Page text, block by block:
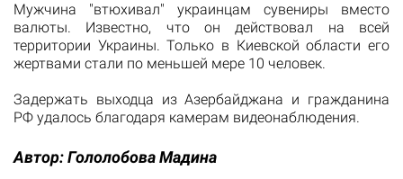
Мужчина "втюхивал" украинцам сувениры вместо
валюты. Известно, что он действовал на всей
территории Украины. Только в Киевской области его
жертвами стали по меньшей мере 10 человек.
Задержать выходца из Азербайджана и гражданина
РФ удалось благодаря камерам видеонаблюдения.
Автор:Гололобова Мадина